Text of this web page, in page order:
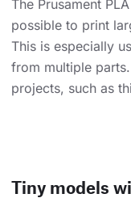
The Prusament
possible to print
This is especially
from multiple
projects, such as
Tiny models